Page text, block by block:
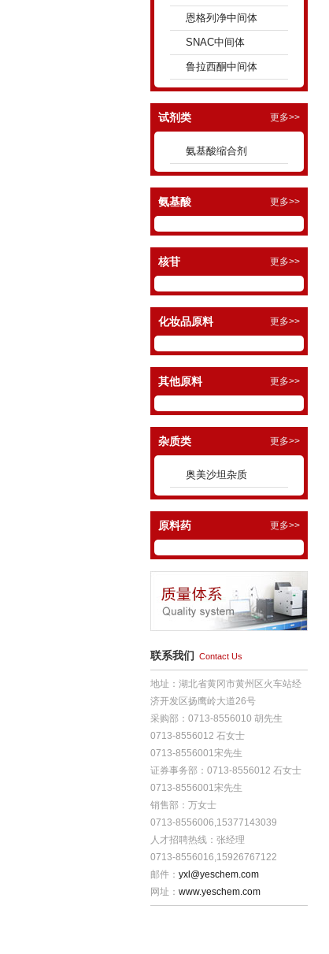
恩格列净中间体
SNAC中间体
鲁拉西酮中间体
试剂类 更多>>
氨基酸缩合剂
氨基酸 更多>>
核苷 更多>>
化妆品原料 更多>>
其他原料 更多>>
杂质类 更多>>
奥美沙坦杂质
原料药 更多>>
联系我们 Contact Us
地址：湖北省黄冈市黄州区火车站经
济开发区扬鹰岭大道26号
采购部：0713-8556010 胡先生
0713-8556012 石女士
0713-8556001宋先生
证券事务部：0713-8556012 石女士
0713-8556001宋先生
销售部：万女士
0713-8556006,15377143039
人才招聘热线：张经理
0713-8556016,15926767122
邮件： yxl@yeschem.com
网址： www.yeschem.com